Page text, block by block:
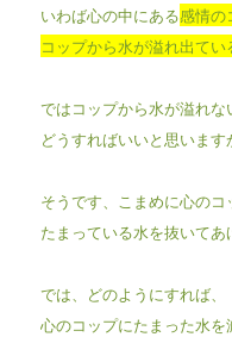
いわば心の中にある感情の
コップから水が溢れ出て
ではコップから水が溢れな
どうすればいいと思います
そうです、こまめに心のコ
たまっている水を抜いてあ
では、どのようにすれば、
心のコップにたまった水を